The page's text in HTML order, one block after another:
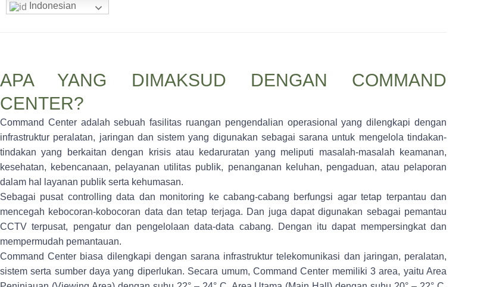
Indonesian
APA YANG DIMAKSUD DENGAN COMMAND
CENTER?
Command Center adalah sebuah fasilitas ruangan pengendalian operasional yang dilengkapi dengan
infrastruktur peralatan, jaringan dan sistem yang digunakan sebagai sarana untuk mengelola tindakan-
tindakan yang berkaitan dengan krisis atau kedaruratan yang meliputi masalah-masalah keamanan,
kesehatan, kebencanaan, pelayanan utilitas publik, penanganan keluhan, pengaduan, atau pelaporan
dalam hal layanan publik serta kehumasan.
Sebagai pusat controlling data dan monitoring ke cabang-cabang berfungsi agar tetap terpantau dan
mencegah kebocoran-kobocoran data dan tetap terjaga. Dan juga dapat digunakan sebagai pemantau
CCTV terpusat, pengatur dan pengelolaan data-data cabang. Dengan itu dapat mempersingkat dan
mempermudah pemantauan.
Command Center biasa dilengkapi dengan sarana infrastruktur telekomunikasi dan jaringan, peralatan,
sistem serta sumber daya yang diperlukan. Secara umum, Command Center memiliki 3 area, yaitu Area